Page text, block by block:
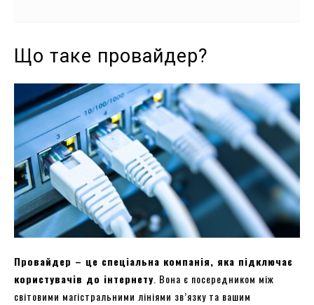
Що таке провайдер?
Провайдер – це спеціальна компанія, яка підключає
користувачів до інтернету . Вона є посередником між
світовими магістральними лініями зв’язку та вашим